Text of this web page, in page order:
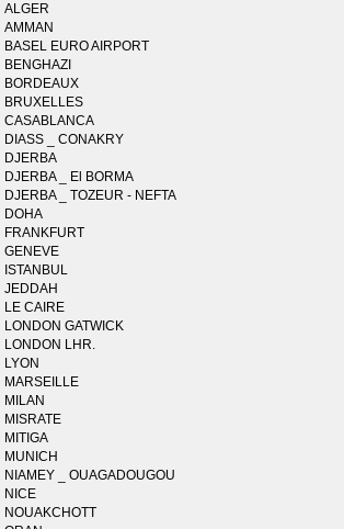
ALGER
AMMAN
BASEL EURO AIRPORT
BENGHAZI
BORDEAUX
BRUXELLES
CASABLANCA
DIASS _ CONAKRY
DJERBA
DJERBA _ El BORMA
DJERBA _ TOZEUR - NEFTA
DOHA
FRANKFURT
GENEVE
ISTANBUL
JEDDAH
LE CAIRE
LONDON GATWICK
LONDON LHR.
LYON
MARSEILLE
MILAN
MISRATE
MITIGA
MUNICH
NIAMEY _ OUAGADOUGOU
NICE
NOUAKCHOTT